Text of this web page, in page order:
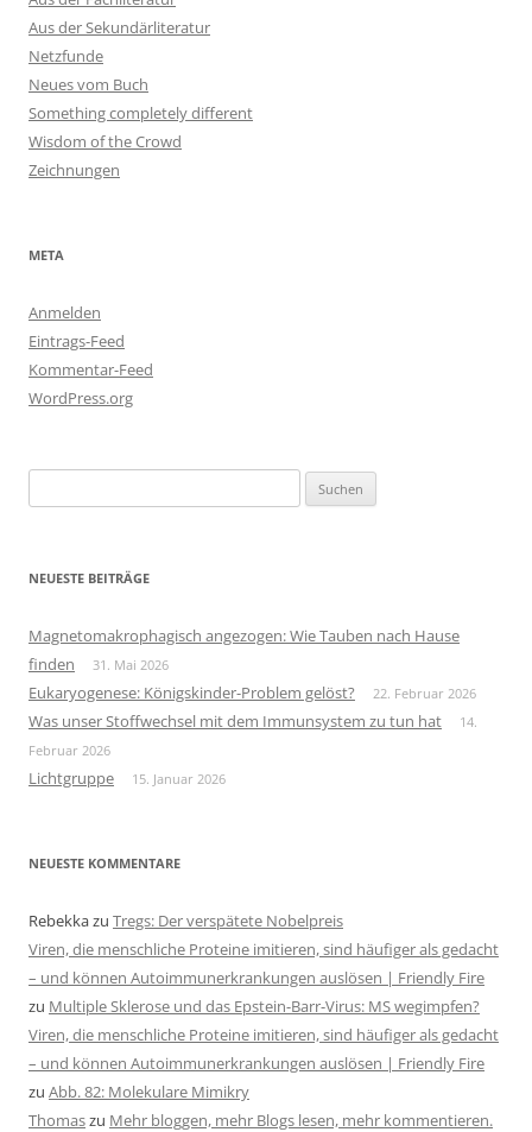
Aus der Sekundärliteratur
Netzfunde
Neues vom Buch
Something completely different
Wisdom of the Crowd
Zeichnungen
META
Anmelden
Eintrags-Feed
Kommentar-Feed
WordPress.org
nach:
NEUESTE BEITRÄGE
Magnetomakrophagisch angezogen: Wie Tauben nach Hause
finden
31. Mai 2026
Eukaryogenese: Königskinder-Problem gelöst? 22. Februar 2026
Was unser Stoffwechsel mit dem Immunsystem zu tun hat
14.
Februar 2026
Lichtgruppe 15. Januar 2026
NEUESTE KOMMENTARE
Rebekkazu Tregs: Der verspätete Nobelpreis
Viren, die menschliche Proteine imitieren, sind häufiger als gedacht
– und können Autoimmunerkrankungen auslösen | Friendly Fire
zu Multiple Sklerose und das Epstein-Barr-Virus: MS wegimpfen?
Viren, die menschliche Proteine imitieren, sind häufiger als gedacht
– und können Autoimmunerkrankungen auslösen | Friendly Fire
zu Abb. 82: Molekulare Mimikry
Thomaszu Mehr bloggen, mehr Blogs lesen, mehr kommentieren.